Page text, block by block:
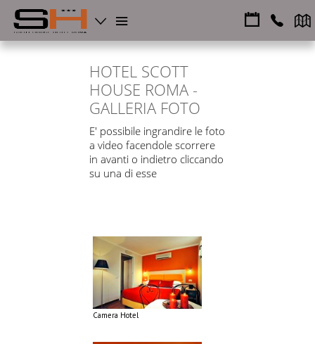
HOTEL SCOTT
HOUSE ROMA -
GALLERIA FOTO
E' possibile ingrandire le foto
a video facendole scorrere
in avanti o indietro cliccando
su una di esse
Camera Hotel